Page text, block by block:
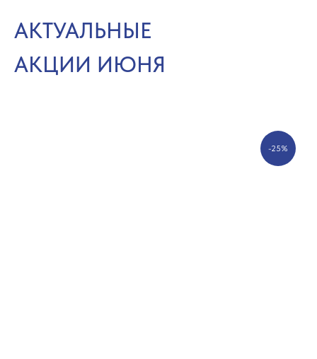
АКТУАЛЬНЫЕ
АКЦИИ ИЮНЯ
-25%